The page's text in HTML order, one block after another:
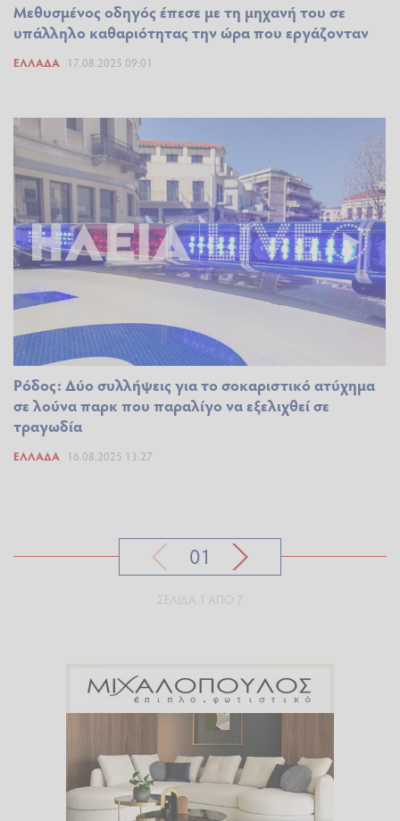
Μεθυσμένος οδηγός έπεσε με τη μηχανή του σε
υπάλληλο καθαριότητας την ώρα που εργάζονταν
ΕΛΛΆΔΑ 17.08.2025 09:01
Ρόδος: Δύο συλλήψεις για το σοκαριστικό ατύχημα
σε λούνα παρκ που παραλίγο να εξελιχθεί σε
τραγωδία
ΕΛΛΆΔΑ 16.08.2025 13:27
01
ΣΕΛΊΔΑ 1 ΑΠΌ 7